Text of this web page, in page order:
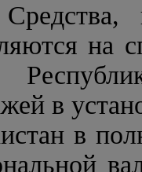
на
в
в